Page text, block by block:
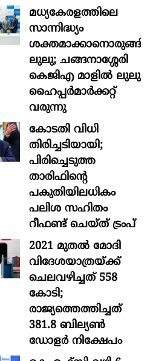
മധ്യകേരളത്തിലെ
സാന്നിദ്ധ്യം
ശക്തമാക്കാനൊരുങ്ങി
ലുലു; ചങ്ങനാശ്ശേരി
കെജിഎ മാളിൽ ലുലു
ഹൈപ്പർമാർക്കറ്റ്
വരുന്നു
കോടതി വിധി
തിരിച്ചടിയായി;
പിരിച്ചെടുത്ത
താരിഫിന്‍റെ
പകുതിയിലധികം
പലിശ സഹിതം
റീഫണ്ട് ചെയ്ത് ട്രംപ്
2021 മുതൽ മോദി
വിദേശയാത്രയ്ക്ക്
ചെലവഴിച്ചത് 558
കോടി;
രാജ്യത്തെത്തിച്ചത്
381.8 ബില്യൺ
ഡോളർ നിക്ഷേപം